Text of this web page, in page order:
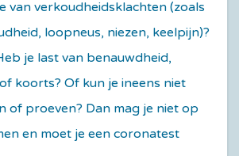
van verkoudheidsklachten (zoals
loopneus, niezen, keelpijn)?
je last van benauwdheid,
koorts? Of kun je ineens niet
of proeven? Dan mag je niet op
en moet je een coronatest